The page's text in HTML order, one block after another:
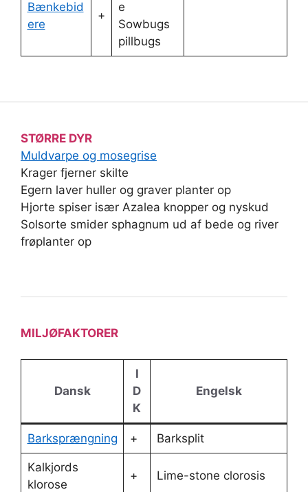
Bænkebid
ere
+
e
Sowbugs
pillbugs
STØRRE DYR
Muldvarpe og mosegrise
Krager fjerner skilte
Egern laver huller og graver planter op
Hjorte spiser især Azalea knopper og nyskud
Solsorte smider sphagnum ud af bede og river
frøplanter op
MILJØFAKTORER
Dansk
I
D
K
Engelsk
Barksprængning + Barksplit
Kalkjords
klorose
+ Lime-stone clorosis